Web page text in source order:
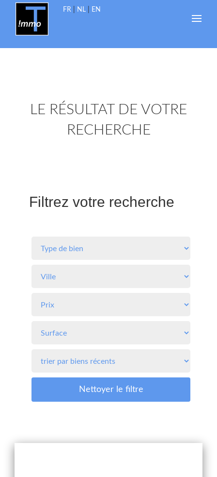
FR NL EN
LE RÉSULTAT DE VOTRE
RECHERCHE
Filtrez votre recherche